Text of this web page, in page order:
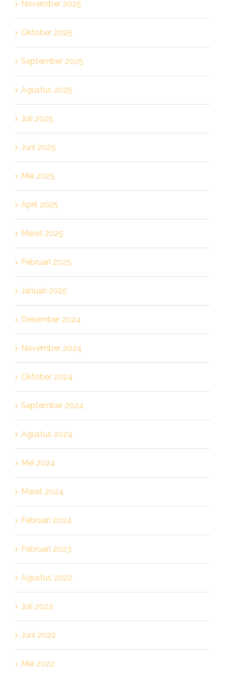
November 2025
Oktober 2025
September 2025
Agustus 2025
Juli 2025
Juni 2025
Mei 2025
April 2025
Maret 2025
Februari 2025
Januari 2025
Desember 2024
November 2024
Oktober 2024
September 2024
Agustus 2024
Mei 2024
Maret 2024
Februari 2024
Februari 2023
Agustus 2022
Juli 2022
Juni 2022
Mei 2022